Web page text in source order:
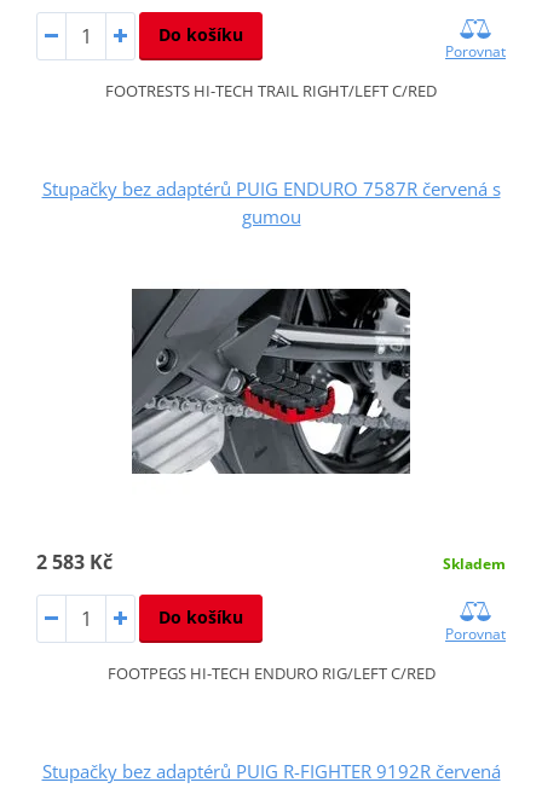
Do košíku
Porovnat
FOOTRESTS HI-TECH TRAIL RIGHT/LEFT C/RED
Stupačky bez adaptérů PUIG ENDURO 7587R červená s
gumou
2 583 Kč Skladem
Do košíku
Porovnat
FOOTPEGS HI-TECH ENDURO RIG/LEFT C/RED
Stupačky bez adaptérů PUIG R-FIGHTER 9192R červená